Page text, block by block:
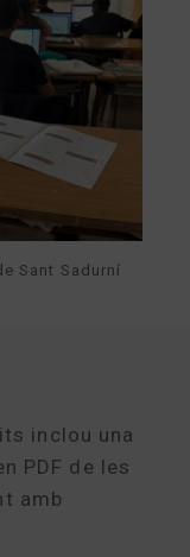
Sant Sadurní
inclou una
PDF de les
amb